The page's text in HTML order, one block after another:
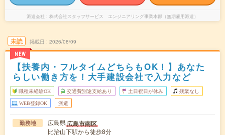
派遣会社 株式会社スタッフサービス エンジニアリング事業本部（無期雇用派遣）
未読
NEW
掲載日 2026/08/09
【扶養内・フルタイムどちらもOK！】あなた
らしい働き方を！大手建設会社で入力など
職種未経験OK 交通費別途支給あり 土日祝日が休み 残業なし
WEB登録OK 派遣
勤務地 広島県広島市南区
比治山下駅から徒歩8分